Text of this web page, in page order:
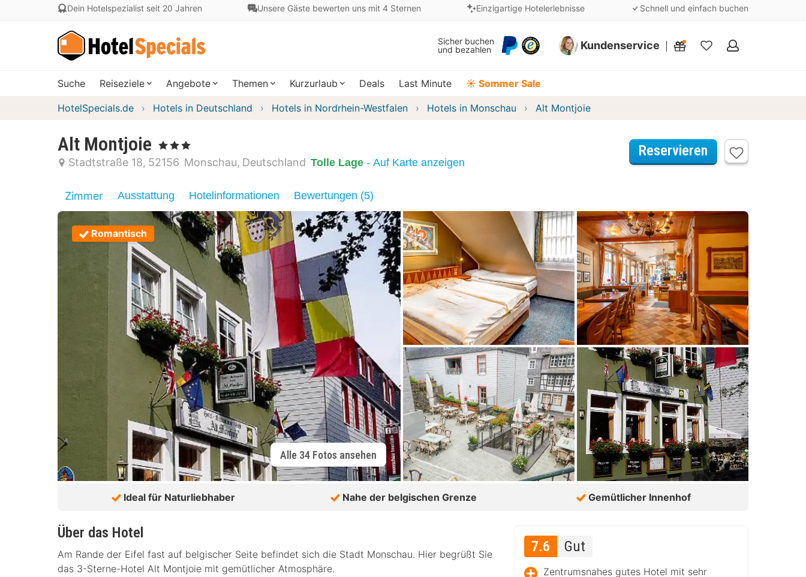
Dein Hotelspezialist seit 20 Jahren Unsere Gäste bewerten uns mit 4 Sternen Einzigartige Hotelerlebnisse Schnell und einfach buchen
Sicher buchen
und bezahlen
Kundenservice
Meine
Suche Reiseziele Angebote Themen Kurzurlaub Deals Last Minute ☀️ Sommer Sale
HotelSpecials.de Hotels in Deutschland Hotels in Nordrhein-Westfalen Hotels in Monschau Alt Montjoie
Alt Montjoie , 3 Sterne
Stadtstraße 18 52156 Monschau Deutschland Tolle Lage - Auf Karte anzeigen
Reservieren
Zimmer Ausstattung Hotelinformationen Bewertungen (5)
Romantisch
Alle 34 Fotos ansehen
Ideal für Naturliebhaber Nahe der belgischen Grenze Gemütlicher Innenhof
Über das Hotel
Am Rande der Eifel fast auf belgischer Seite befindet sich die Stadt Monschau. Hier begrüßt Sie
das 3-Sterne-Hotel Alt Montjoie mit gemütlicher Atmosphäre.
7.6 Gut
Zentrumsnahes gutes Hotel mit sehr